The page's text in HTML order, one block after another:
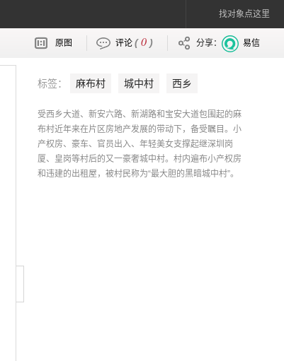
找对象点这里
原图 评论 (0 ) 分享： 易信
标签： 麻布村 城中村 西乡
受西乡大道、新安六路、新湖路和宝安大道包围起的麻
布村近年来在片区房地产发展的带动下，备受瞩目。小
产权房、豪车、官员出入、年轻美女支撑起继深圳岗
厦、皇岗等村后的又一豪奢城中村。村内遍布小产权房
和违建的出租屋，被村民称为“最大胆的黑暗城中村”。